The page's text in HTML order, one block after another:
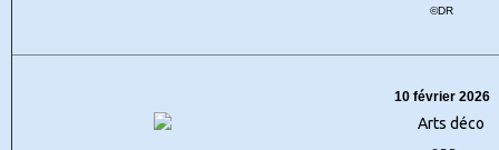
©DR
10 février 2026